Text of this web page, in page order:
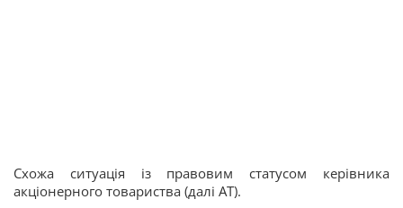
Схожа ситуація із правовим статусом керівника
акціонерного товариства (далі АТ).